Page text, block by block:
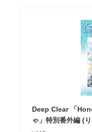
Deep Clear 「
ゃ」特別番外編 (